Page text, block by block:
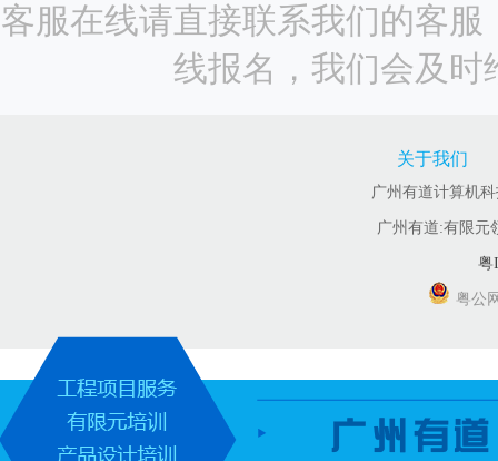
客服在线请直接联系我们的客
线报名，我们会及时
关于我们
广州有道计算机
广州有道:有限元
粤
粤公